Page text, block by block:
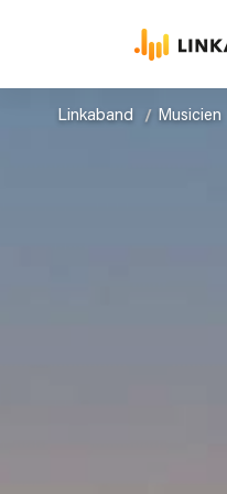
Linkaband Musicien